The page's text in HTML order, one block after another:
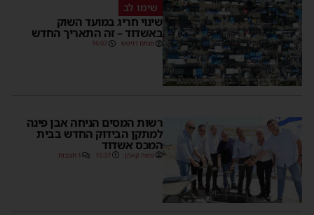
שימו לב
שינוי חריג במועד השוק
באשדוד – זה התאריך החדש
מנחם דויטש 16:07
רשות המסים הניחה אבן פינה
למתקן הבידוק החדש בבית
המכס אשדוד
משה קאהן 15:37 1 תגובות